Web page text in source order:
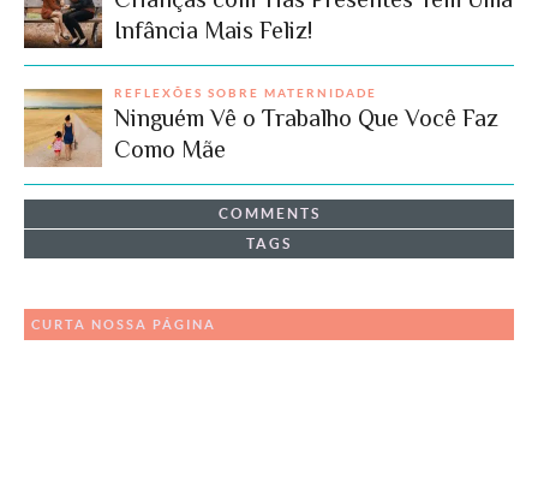
Infância Mais Feliz!
REFLEXÕES SOBRE MATERNIDADE
Ninguém Vê o Trabalho Que Você Faz
Como Mãe
COMMENTS
TAGS
CURTA NOSSA PÁGINA